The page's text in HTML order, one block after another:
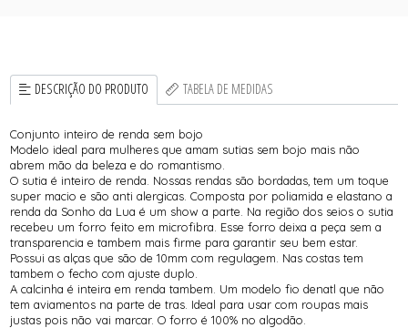
DESCRIÇÃO DO PRODUTO TABELA DE MEDIDAS
Conjunto inteiro de renda sem bojo
Modelo ideal para mulheres que amam sutias sem bojo mais não
abrem mão da beleza e do romantismo.
O sutia é inteiro de renda. Nossas rendas são bordadas, tem um toque
super macio e são anti alergicas. Composta por poliamida e elastano a
renda da Sonho da Lua é um show a parte. Na região dos seios o sutia
recebeu um forro feito em microfibra. Esse forro deixa a peça sem a
transparencia e tambem mais firme para garantir seu bem estar.
Possui as alças que são de 10mm com regulagem. Nas costas tem
tambem o fecho com ajuste duplo.
A calcinha é inteira em renda tambem. Um modelo fio denatl que não
tem aviamentos na parte de tras. Ideal para usar com roupas mais
justas pois não vai marcar. O forro é 100% no algodão.